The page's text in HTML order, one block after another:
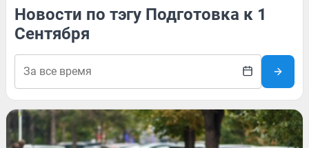
Новости по тэгу Подготовка к 1
Сентября